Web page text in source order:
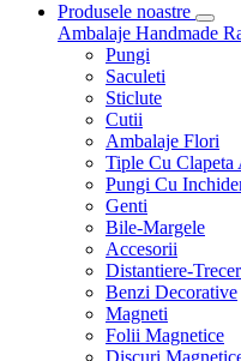
Produsele noastre
Ambalaje Handmade
Pungi
Saculeti
Sticlute
Cutii
Ambalaje Flori
Tiple Cu Clapeta
Pungi Cu
Genti
Bile-Margele
Accesorii
Distantiere-
Benzi Decorative
Magneti
Folii Magnetice
Discuri